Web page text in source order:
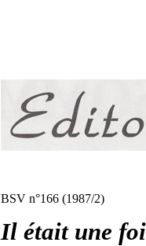
BSV n°166 (1987/2)
Il était une